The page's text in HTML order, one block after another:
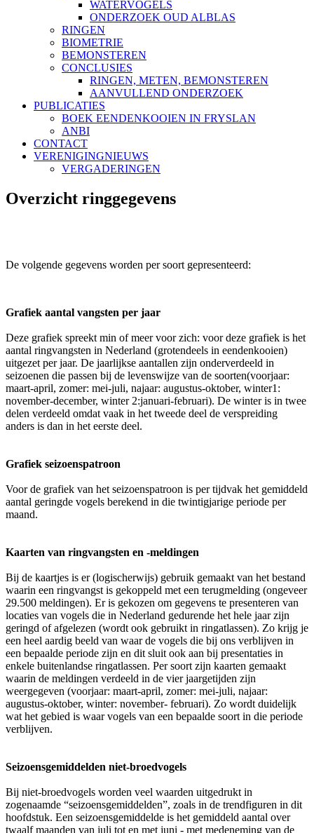
WATERVOGELS
ONDERZOEK OUD ALBLAS
RINGEN
BIOMETRIE
BEMONSTEREN
CONCLUSIES
RINGEN, METEN, BEMONSTEREN
AANVULLEND ONDERZOEK
PUBLICATIES
BOEK EENDENKOOIEN IN FRYSLAN
ANBI
CONTACT
VERENIGINGNIEUWS
VERGADERINGEN
Overzicht ringgegevens
De volgende gegevens worden per soort gepresenteerd:
Grafiek aantal vangsten per jaar
Deze grafiek spreekt min of meer voor zich: voor deze grafiek is het
aantal ringvangsten in Nederland (grotendeels in eendenkooien)
uitgezet per jaar. De jaarlijkse aantallen zijn onderverdeeld in
seizoenen die passen bij de levenswijze van de soorten(voorjaar:
maart-april, zomer: mei-juli, najaar: augustus-oktober, winter1:
november-december, winter 2:januari-februari). De winter is in twee
delen verdeeld omdat vaak in het tweede deel de verspreiding
anders is dan in het eerste deel.
Grafiek seizoenspatroon
Voor de grafiek van het seizoenspatroon is per tijdvak het gemiddeld
aantal geringde vogels berekend in die twintigjarige periode per
maand.
Kaarten van ringvangsten en -meldingen
Bij de kaartjes is er (logischerwijs) gebruik gemaakt van het bestand
waarin een ringvangst is gekoppeld met een terugmelding (ongeveer
29.500 meldingen). Er is gekozen om gegevens te presenteren van
locaties van vogels die in Nederland gedurende het hele jaar zijn
geringd of afgelezen (wordt ook gebruikt in ringatlassen). Zo krijg je
een heel aardig beeld van waar de vogels die bij ons verblijven in
een bepaalde periode zijn en dit sluit ook aan bij presentaties in
enkele buitenlandse ringatlassen. Per soort zijn kaarten gemaakt
waarin de meldingen verdeeld in de vier jaargetijden zijn
weergegeven (voorjaar: maart-april, zomer: mei-juli, najaar:
augustus-oktober, winter: november- februari). Zo wordt duidelijk
wat het gebied is waar vogels van een bepaalde soort in die periode
verblijven.
Seizoensgemiddelden niet-broedvogels
Bij niet-broedvogels worden veel waarden uitgedrukt in
zogenaamde “seizoensgemiddelden”, zoals in de trendfiguren in dit
hoofdstuk. Een seizoensgemiddelde is het gemiddeld aantal over
twaalf maanden van juli tot en met juni - met medeneming van de